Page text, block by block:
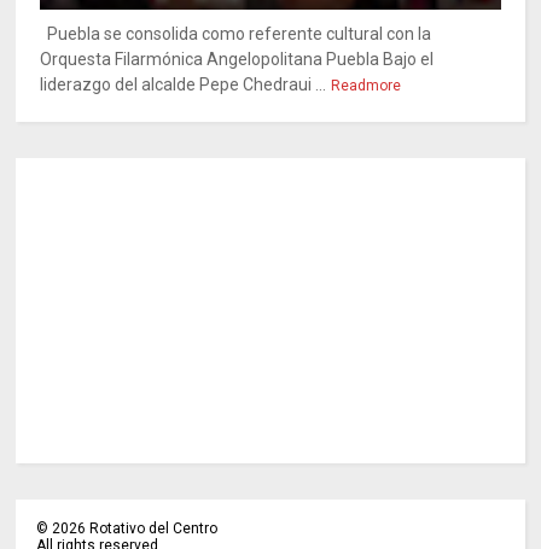
Puebla se consolida como referente cultural con la
Orquesta Filarmónica Angelopolitana Puebla Bajo el
liderazgo del alcalde Pepe Chedraui ...
Readmore
©2026 Rotativo del Centro
All rights reserved.